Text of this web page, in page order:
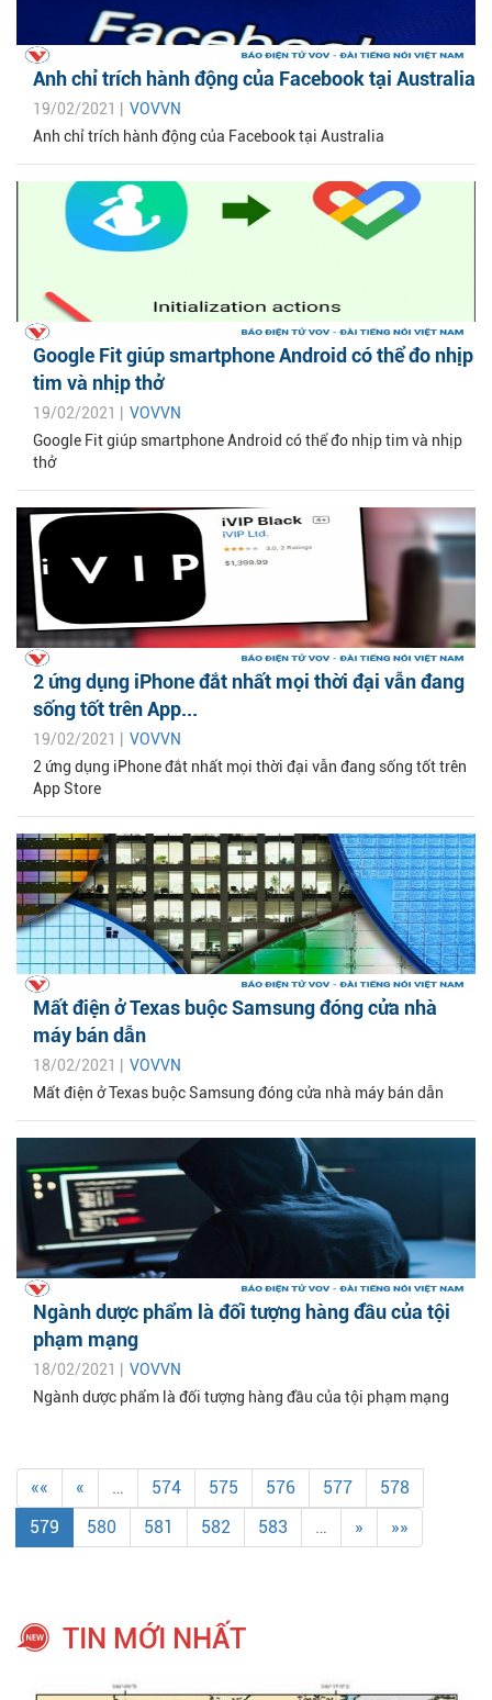
Anh chỉ trích hành động của Facebook tại Australia
19/02/2021 | VOVVN
Anh chỉ trích hành động của Facebook tại Australia
Google Fit giúp smartphone Android có thể đo nhịp
tim và nhịp thở
19/02/2021 | VOVVN
Google Fit giúp smartphone Android có thể đo nhịp tim và nhịp
thở
2 ứng dụng iPhone đắt nhất mọi thời đại vẫn đang
sống tốt trên App...
19/02/2021 | VOVVN
2 ứng dụng iPhone đắt nhất mọi thời đại vẫn đang sống tốt trên
App Store
Mất điện ở Texas buộc Samsung đóng cửa nhà
máy bán dẫn
18/02/2021 | VOVVN
Mất điện ở Texas buộc Samsung đóng cửa nhà máy bán dẫn
Ngành dược phẩm là đối tượng hàng đầu của tội
phạm mạng
18/02/2021 | VOVVN
Ngành dược phẩm là đối tượng hàng đầu của tội phạm mạng
«« « … 574 575 576 577
578
579
580 581 582 583 … » »»
TIN MỚI NHẤT